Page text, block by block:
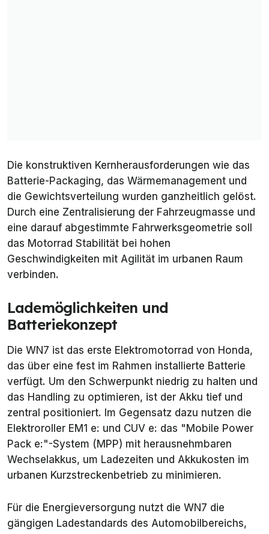
Die konstruktiven Kernherausforderungen wie das
Batterie-Packaging, das Wärmemanagement und
die Gewichtsverteilung wurden ganzheitlich gelöst.
Durch eine Zentralisierung der Fahrzeugmasse und
eine darauf abgestimmte Fahrwerksgeometrie soll
das Motorrad Stabilität bei hohen
Geschwindigkeiten mit Agilität im urbanen Raum
verbinden.
Lademöglichkeiten und
Batteriekonzept
Die WN7 ist das erste Elektromotorrad von Honda,
das über eine fest im Rahmen installierte Batterie
verfügt. Um den Schwerpunkt niedrig zu halten und
das Handling zu optimieren, ist der Akku tief und
zentral positioniert. Im Gegensatz dazu nutzen die
Elektroroller EM1 e: und CUV e: das "Mobile Power
Pack e:"-System (MPP) mit herausnehmbaren
Wechselakkus, um Ladezeiten und Akkukosten im
urbanen Kurzstreckenbetrieb zu minimieren.
Für die Energieversorgung nutzt die WN7 die
gängigen Ladestandards des Automobilbereichs,